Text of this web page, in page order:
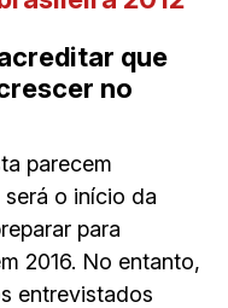
que
no
parecem
o início da
para
2016. No entanto,
entrevistados